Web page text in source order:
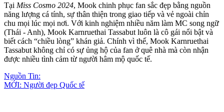
Tại Miss Cosmo 2024, Mook chinh phục fan sắc đẹp bằng nguồn
năng lượng cá tính, sự thân thiện trong giao tiếp và vẻ ngoài chỉn
chu mọi lúc mọi nơi. Với kinh nghiệm nhiều năm làm MC song ngữ
(Thái - Anh), Mook Karnruethai Tassabut luôn là cô gái nổi bật và
biết cách “chiều lòng” khán giả. Chính vì thế, Mook Karnruethai
Tassabut không chỉ có sự ủng hộ của fan ở quê nhà mà còn nhận
được nhiều tình cảm từ người hâm mộ quốc tế.
Nguồn Tin:
MỚI: Người đẹp Quốc tế